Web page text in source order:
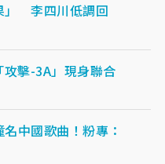
」 李四川低調回
擊-3A」現身聯合
中國歌曲！粉專：